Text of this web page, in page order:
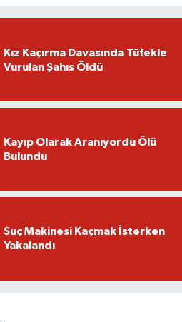
Kız Kaçırma Davasında Tüfekle
Vurulan Şahıs Öldü
Kayıp Olarak Aranıyordu Ölü
Bulundu
Suç Makinesi Kaçmak İsterken
Yakalandı